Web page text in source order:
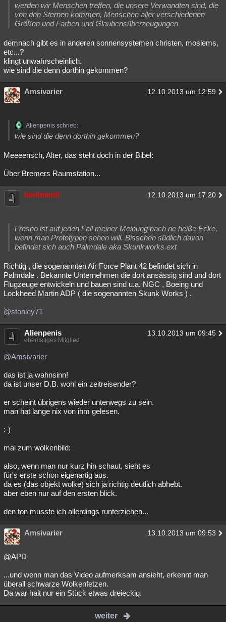
werden wir Menschen treffen, die unsere Verwandten sind, die
von den Sternen kommen, Menschen aller verschiedenen
Größen und Farben und Glaubensüberzeugungen
demnach gibt es in anderen sonnensystemen christen, moslems,
etc...?
klingt unwahrscheinlich.
wie sind die denn dorthin gekommen?
Amsivarier 12.10.2013 um 12:59
Alienpenis schrieb:
wie sind die denn dorthin gekommen?
Meeeensch, Alter, das steht doch in der Bibel:
Über Bremers Raumstation...
berlinandi 12.10.2013 um 17:20
Fresno ist auf jeden Fall meiner Meinung nach ne heiße Ecke,
wenn man Prototypen sehen will. Bisschen südlich davon
befindet sich auch Palmdale aka Skunkworks.ext
Richtig , die sogenannten Air Force Plant 42 befindet sich in
Palmdale . Bekannte Unternehmen die dort ansässig sind und dort
Flugzeuge entwickeln und bauen sind u.a. NGC , Boeing und
Lockheed Martin ADP ( die sogenannten Skunk Works ) .
@stanley71
Alienpenis 13.10.2013 um 09:45
ehemaliges Mitglied
@Amsivarier
das ist ja wahnsinn!
da ist unser D.B. wohl ein zeitreisender?
er scheint übrigens wieder unterwegs zu sein.
man hat lange nix von ihm gelesen.
:-)
mal zum wolkenbild:
also, wenn man nur kurz hin schaut, sieht es
für's erste schon eigenartig aus.
da es (das objekt wolke) sich ja richtig deutlich abhebt.
aber eben nur auf den ersten blick.
den ton musste ich allerdings runterziehen...
Amsivarier 13.10.2013 um 09:53
@APD
...und wenn man das Video aufmerksam ansieht, erkennt man
überall schwarze Wolkenfetzen.
Da war halt nur ein Stück etwas dreieckig.
weiter